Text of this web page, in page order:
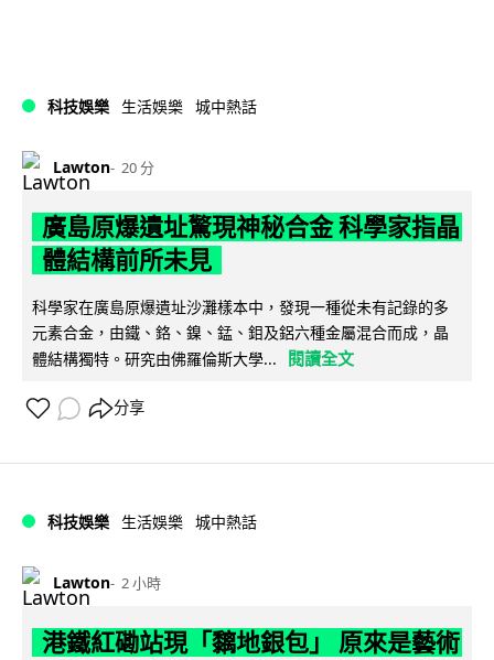
科技娛樂 生活娛樂 城中熱話
Lawton 20 分
廣島原爆遺址驚現神秘合金 科學家指晶
體結構前所未見
科學家在廣島原爆遺址沙灘樣本中，發現一種從未有記錄的多
元素合金，由鐵、鉻、鎳、錳、鉬及鋁六種金屬混合而成，晶
體結構獨特。研究由佛羅倫斯大學...
閱讀全文
分享
科技娛樂 生活娛樂 城中熱話
Lawton 2 小時
港鐵紅磡站現「黐地銀包」 原來是藝術